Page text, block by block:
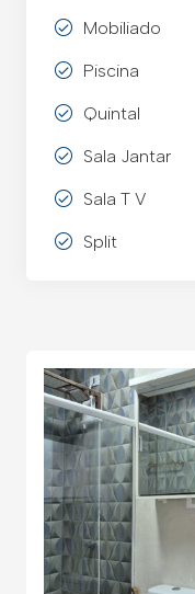
Mobiliado
Piscina
Quintal
Sala Jantar
Sala T V
Split